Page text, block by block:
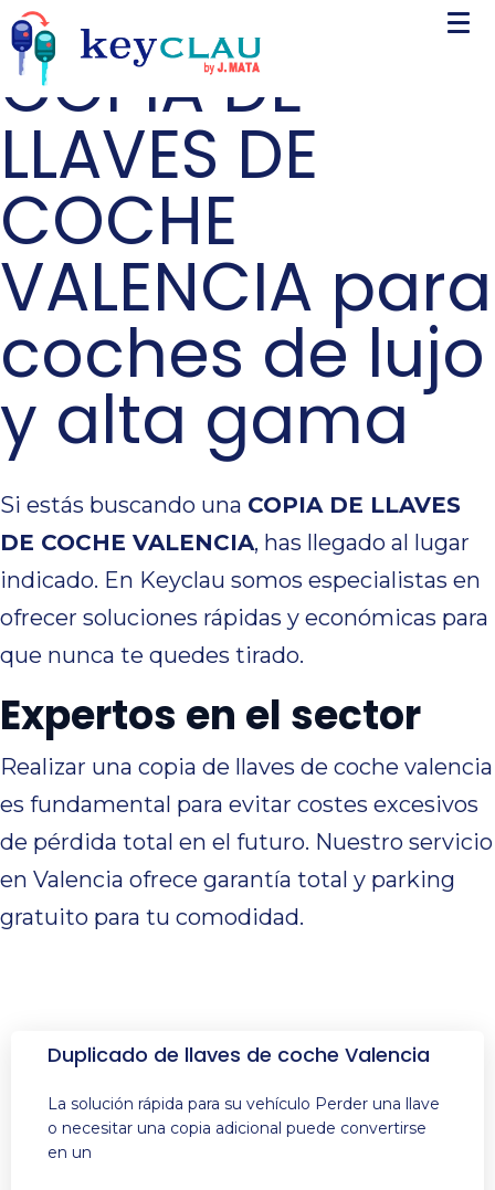
COPIA DE
LLAVES DE
COCHE
VALENCIA para
coches de lujo
y alta gama
Si estás buscando una COPIA DE LLAVES
DE COCHE VALENCIA, has llegado al lugar
indicado. En Keyclau somos especialistas en
ofrecer soluciones rápidas y económicas para
que nunca te quedes tirado.
Expertos en el sector
Realizar una copia de llaves de coche valencia
es fundamental para evitar costes excesivos
de pérdida total en el futuro. Nuestro servicio
en Valencia ofrece garantía total y parking
gratuito para tu comodidad.
Duplicado de llaves de coche Valencia
La solución rápida para su vehículo Perder una llave
o necesitar una copia adicional puede convertirse
en un